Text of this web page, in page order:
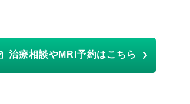
治療相談やMRI予約はこちら